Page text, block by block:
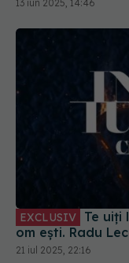
om ești. Radu
21 iul 2025, 22:16